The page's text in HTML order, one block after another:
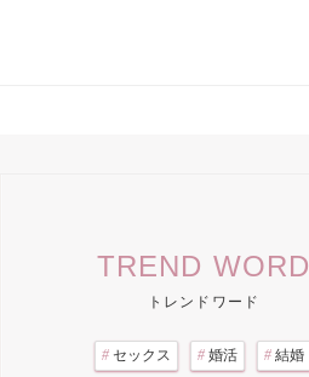
TREND WORD
トレンドワード
# セックス # 婚活 # 結婚